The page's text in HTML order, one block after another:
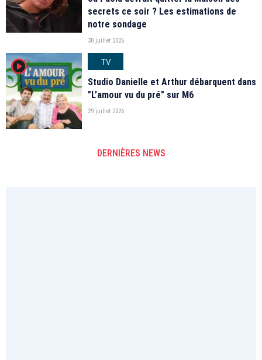
secrets ce soir ? Les estimations de
notre sondage
30 juillet 2026
player2
TV
Studio Danielle et Arthur débarquent dans
"L’amour vu du pré" sur M6
29 juillet 2026
DERNIÈRES NEWS